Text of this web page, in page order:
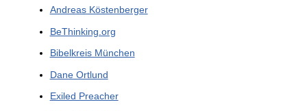
Andreas Köstenberger
BeThinking.org
Bibelkreis München
Dane Ortlund
Exiled Preacher